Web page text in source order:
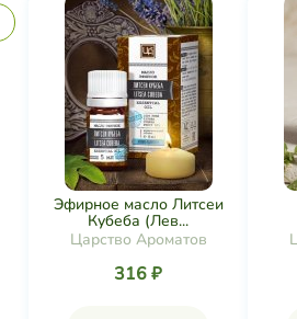
Эфирное масло Литсеи
Кубеба (Лев...
Царство Ароматов
316 ₽